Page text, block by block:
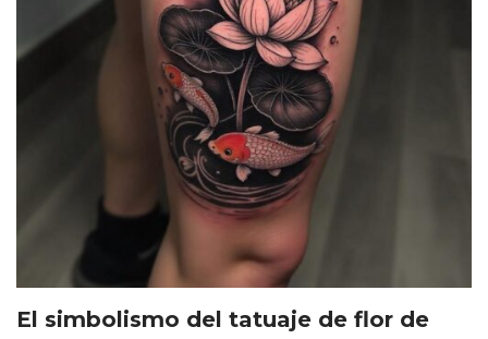
El simbolismo del tatuaje de flor de